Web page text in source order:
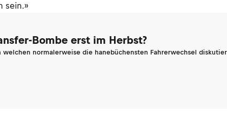
sein.»
Bombe erst im Herbst?
normalerweise die hanebüchensten Fahrerwechsel